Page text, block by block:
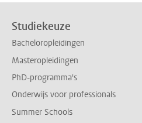
Studiekeuze
Bacheloropleidingen
Masteropleidingen
PhD-programma's
Onderwijs voor professionals
Summer Schools